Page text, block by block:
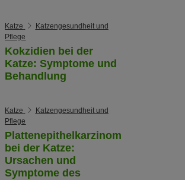
Katze
Katzengesundheit und
Pflege
Kokzidien bei der
Katze: Symptome und
Behandlung
Katze
Katzengesundheit und
Pflege
Plattenepithelkarzinom
bei der Katze:
Ursachen und
Symptome des